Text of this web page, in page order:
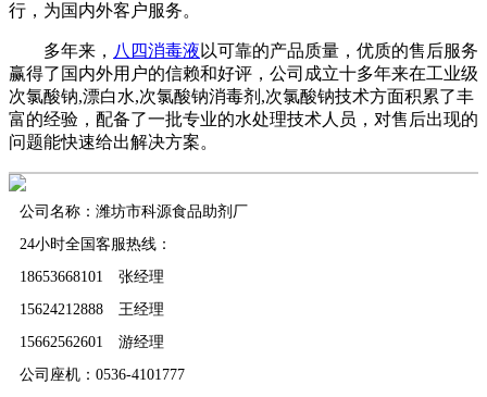
行，为国内外客户服务。
多年来， 八四消毒液 以可靠的产品质量，优质的售后服务
赢得了国内外用户的信赖和好评，公司成立十多年来在工业级
次氯酸钠,漂白水,次氯酸钠消毒剂,次氯酸钠技术方面积累了丰
富的经验，配备了一批专业的水处理技术人员，对售后出现的
问题能快速给出解决方案。
公司名称：潍坊市科源食品助剂厂
24小时全国客服热线：
18653668101 张经理
15624212888 王经理
15662562601 游经理
公司座机：0536-4101777